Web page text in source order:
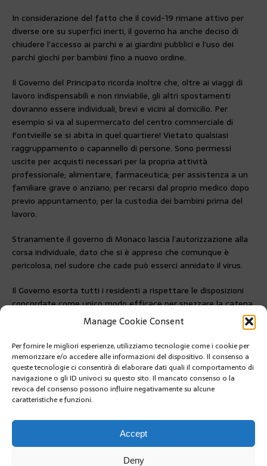
Manage Cookie Consent
Per fornire le migliori esperienze, utilizziamo tecnologie come i cookie per
memorizzare e/o accedere alle informazioni del dispositivo. Il consenso a
queste tecnologie ci consentirà di elaborare dati quali il comportamento di
navigazione o gli ID univoci su questo sito. Il mancato consenso o la
revoca del consenso possono influire negativamente su alcune
caratteristiche e funzioni.
Accept
Deny
In considerazione del fatto che il covid-19 rimane attivo per
diverse ore su superfici inerti, il governo ha anche deciso di
chiudere l’accesso ai parchi e ai giardini pubblici e l’uso dei
parchi giochi per bambini fino a nuovo ordine.
Il Governo del Principato ricorda inoltre che, oltre ai viaggi di
lavoro indispensabili e non rinviabile, gli altri spostamenti
dovranno essere individuali, brevi e vicini al domicilio. Per
esempio si va al supermercato del centro commerciale di
Fontvieille se si abita in quel quartiere! Vietato qualsiasi
raggruppamento o capannello di persone. Sono permessi
uscite per acquisti necessari per la propria attività
professionale; alimentare, farmaceutica; per assistenza a un
familiare grave o anziano; per recarsi dal proprio medico dopo
previo appuntamento; per la custodia dei bambini prima del
lavoro.
Stranamente il governo di Monaco lascia l’autorizzazione alla
corsa individuale, dato che si è appreso che comunque è
pericolosa, nel sudore che cade può esserci annidato il virus.
Il Governo esorta tutti i residenti a rispettare le disposizioni
concordate come unico modo efficace per spezzare la catena
di trasmissione del virus. Ognuno è responsabile della
PRÉCÉDENT
MCin Clip: come viviamo la quarantena, Mario
Raffaele Conti